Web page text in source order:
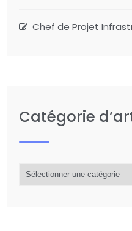
Chef de Projet
Catégorie
d’articles